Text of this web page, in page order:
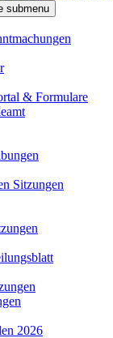
submenu
& Formulare
Sitzungen
2026